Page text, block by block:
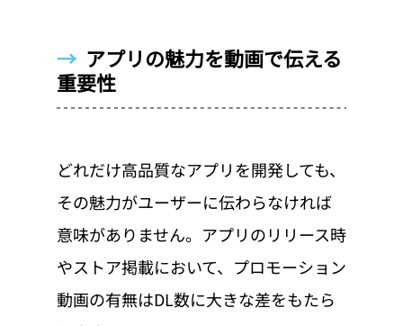
→ アプリの魅力を動画で伝える
重要性
どれだけ高品質なアプリを開発しても、
その魅力がユーザーに伝わらなければ
意味がありません。アプリのリリース時
やストア掲載において、プロモーション
動画の有無はDL数に大きな差をもたら